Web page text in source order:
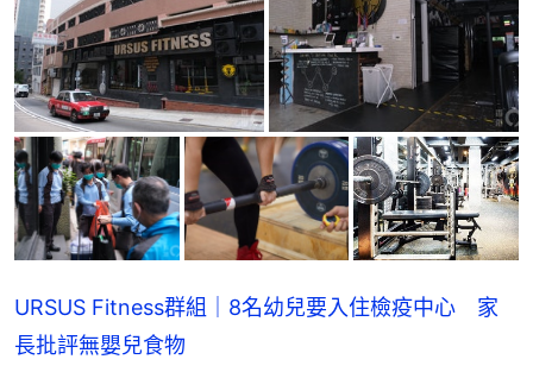
URSUS Fitness群組｜8名幼兒要入住檢疫中心 家
長批評無嬰兒食物